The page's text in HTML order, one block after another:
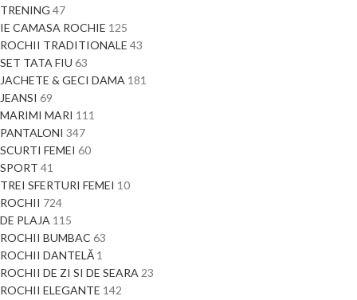
TRENING 47
IE CAMASA ROCHIE 125
ROCHII TRADITIONALE 43
SET TATA FIU 63
JACHETE & GECI DAMA 181
JEANSI 69
MARIMI MARI 111
PANTALONI 347
SCURTI FEMEI 60
SPORT 41
TREI SFERTURI FEMEI 10
ROCHII 724
DE PLAJA 115
ROCHII BUMBAC 63
ROCHII DANTELĂ 1
ROCHII DE ZI SI DE SEARA 23
ROCHII ELEGANTE 142